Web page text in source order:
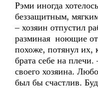
Рэми иногда
беззащитным,
– хозяин отпустил
разминая ноющие
похоже, потянул их,
брата себе на плечи.
своего хозяина.
был бы счастлив.